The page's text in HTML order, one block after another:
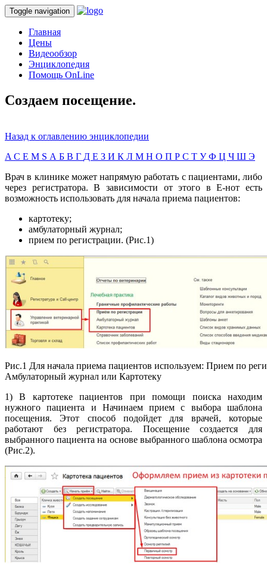
Toggle navigation
Главная
Цены
Видеообзор
Энциклопедия
Помощь OnLine
Создаем посещение.
Назад к оглавлению энциклопедии
A C E M S А Б В Г Д Е З И К Л М Н О П Р С Т УФ Ц Ч Ш Э
Врач в клинике может напрямую работать с пациентами, либо
через регистратора. В зависимости от этого в Е-нот есть
возможность использовать для начала приема пациентов:
картотеку;
амбулаторный журнал;
прием по регистрации. (Рис.1)
Рис.1 Для начала приема пациентов используем: Прием по
Амбулаторный журнал или Картотеку
1) В картотеке пациентов при помощи поиска находим
нужного пациента и Начинаем прием с выбора шаблона
посещения. Этот способ подойдет для врачей, которые
работают без регистратора. Посещение создается для
выбранного пациента на основе выбранного шаблона осмотра
(Рис.2).